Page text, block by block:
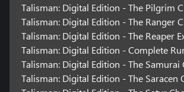
Talisman: Digital Edition - The Pilgrim
Talisman: Digital Edition - The Ranger
Talisman: Digital Edition - The Reaper
Talisman: Digital Edition - Complete
Talisman: Digital Edition - The Samurai
Talisman: Digital Edition - The Saracen